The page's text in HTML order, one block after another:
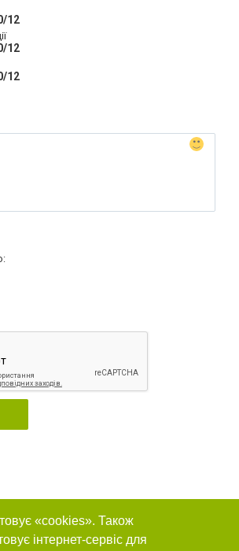
12
12
12
«cookies». Також
інтернет-сервіс для